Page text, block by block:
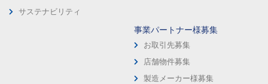
サステナビリティ
事業パートナー様募集
お取引先募集
店舗物件募集
製造メーカー様募集